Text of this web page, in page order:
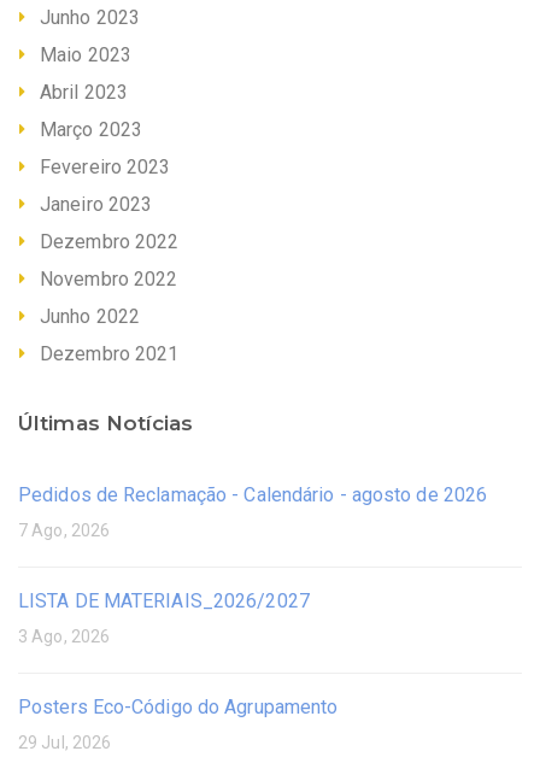
Junho 2023
Maio 2023
Abril 2023
Março 2023
Fevereiro 2023
Janeiro 2023
Dezembro 2022
Novembro 2022
Junho 2022
Dezembro 2021
Últimas Notícias
Pedidos de Reclamação - Calendário - agosto de 2026
7 Ago, 2026
LISTA DE MATERIAIS_2026/2027
3 Ago, 2026
Posters Eco-Código do Agrupamento
29 Jul, 2026